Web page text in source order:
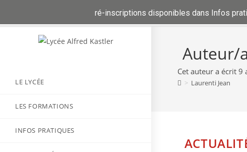
LE LYCÉE
LES FORMATIONS
INFOS PRATIQUES
Auteur/
Cet auteur a écrit 9
> Laurenti Jean
d'inscriptions et ré-inscriptions disponibles dans Infos pratiques .....